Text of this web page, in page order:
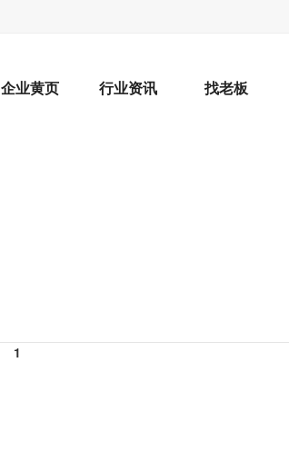
企业黄页 行业资讯 找老板
1